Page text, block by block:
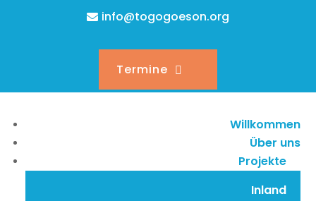
info@togogoeson.org
Termine
Willkommen
Über uns
Projekte
Inland